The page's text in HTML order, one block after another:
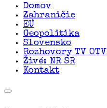
Domov
Zahraničie
EÚ
Geopolitika
Slovensko
Rozhovory TV OTV
Živé: NR SR
Kontakt